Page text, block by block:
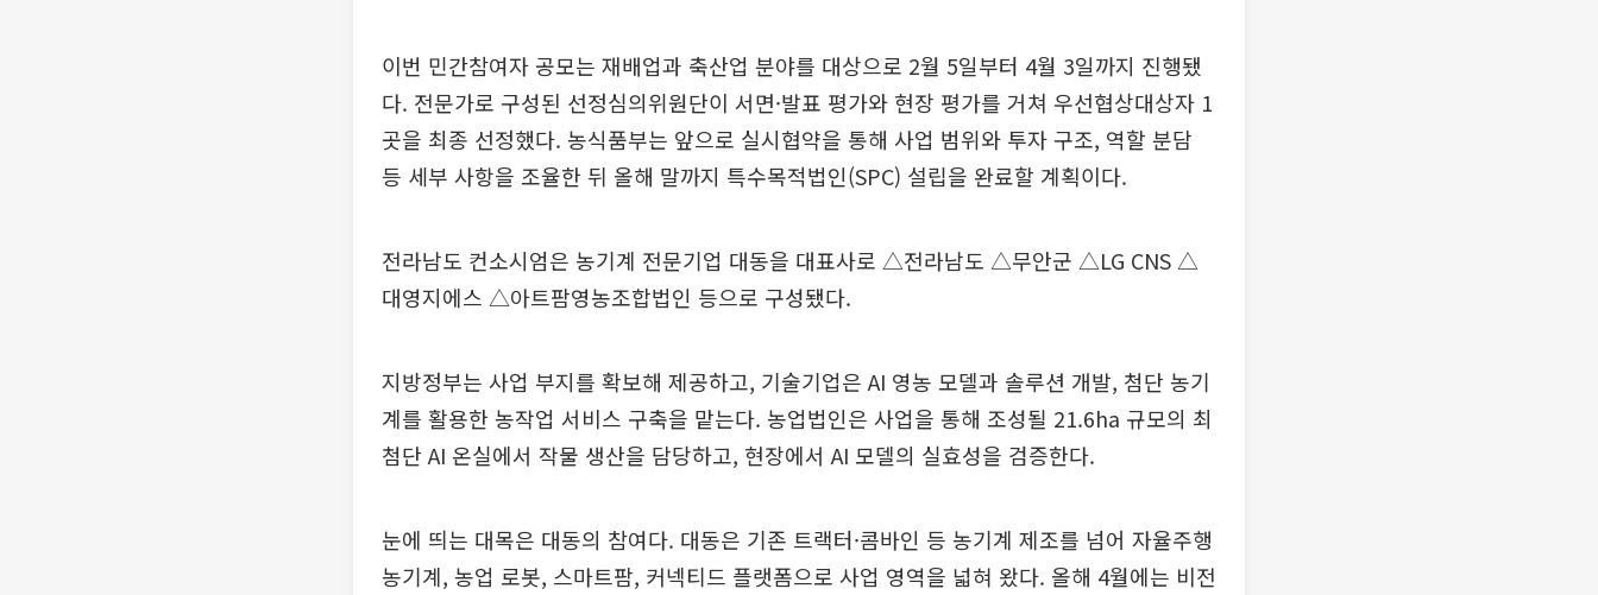
이번 민간참여자 공모는 재배업과 축산업 분야를 대상으로 2월 5일부터 4월 3일까지 진행됐
다. 전문가로 구성된 선정심의위원단이 서면·발표 평가와 현장 평가를 거쳐 우선협상대상자 1
곳을 최종 선정했다. 농식품부는 앞으로 실시협약을 통해 사업 범위와 투자 구조, 역할 분담
등 세부 사항을 조율한 뒤 올해 말까지 특수목적법인(SPC) 설립을 완료할 계획이다.
전라남도 컨소시엄은 농기계 전문기업 대동을 대표사로 △전라남도 △무안군 △LG CNS △
대영지에스 △아트팜영농조합법인 등으로 구성됐다.
지방정부는 사업 부지를 확보해 제공하고, 기술기업은 AI 영농 모델과 솔루션 개발, 첨단 농기
계를 활용한 농작업 서비스 구축을 맡는다. 농업법인은 사업을 통해 조성될 21.6ha 규모의 최
첨단 AI 온실에서 작물 생산을 담당하고, 현장에서 AI 모델의 실효성을 검증한다.
눈에 띄는 대목은 대동의 참여다. 대동은 기존 트랙터·콤바인 등 농기계 제조를 넘어 자율주행
농기계, 농업 로봇, 스마트팜, 커넥티드 플랫폼으로 사업 영역을 넓혀 왔다. 올해 4월에는 비전